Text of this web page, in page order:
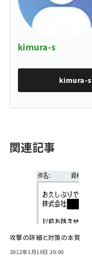
kimura-s
kimura-s
関連記事
攻撃の詳細と対策の本質
2012年3月19日 20:00